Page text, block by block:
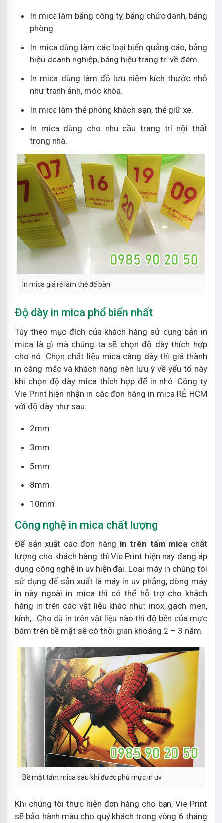
In mica làm bảng công ty, bảng chức danh, bảng
phòng.
In mica dùng làm các loại biển quảng cáo, bảng
hiệu doanh nghiệp, bảng hiệu trang trí về đêm.
In mica dùng làm đồ lưu niệm kích thước nhỏ
như tranh ảnh, móc khóa.
In mica làm thẻ phòng khách sạn, thẻ giữ xe.
In mica dùng cho nhu cầu trang trí nội thất
trong nhà.
In mica giá rẻ làm thẻ để bàn
Độ dày in mica phổ biến nhất
Tùy theo mục đích của khách hàng sử dụng bản in
mica là gì mà chúng ta sẽ chọn độ dày thích hợp
cho nó. Chọn chất liệu mica càng dày thì giá thành
in càng mắc và khách hàng nên lưu ý về yếu tố này
khi chọn độ dày mica thích hợp để in nhé. Công ty
Vie Print hiện nhận in các đơn hàng in mica RẺ HCM
với độ dày như sau:
2mm
3mm
5mm
8mm
10mm
Công nghệ in mica chất lượng
Để sản xuất các đơn hàng in trên tấm mica chất
lượng cho khách hàng thì Vie Print hiện nay đang áp
dụng công nghệ in uv hiện đại. Loại máy in chùng tôi
sử dụng để sản xuất là máy in uv phẳng, dòng máy
in này ngoài in mica thì có thể hỗ trợ cho khách
hàng in trên các vật liệu khác như: inox, gạch men,
kính,…Cho dù in trên vật liệu nào thì độ bền của mực
bám trên bề mặt sẽ có thời gian khoảng 2 – 3 năm.
Bề mặt tấm mica sau khi được phủ mực in uv
Khi chúng tôi thực hiện đơn hàng cho bạn, Vie Print
sẽ bảo hành màu cho quý khách trong vòng 6 tháng